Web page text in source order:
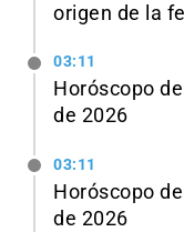
origen de la
03:11
Horóscopo
de 2026
03:11
Horóscopo
de 2026